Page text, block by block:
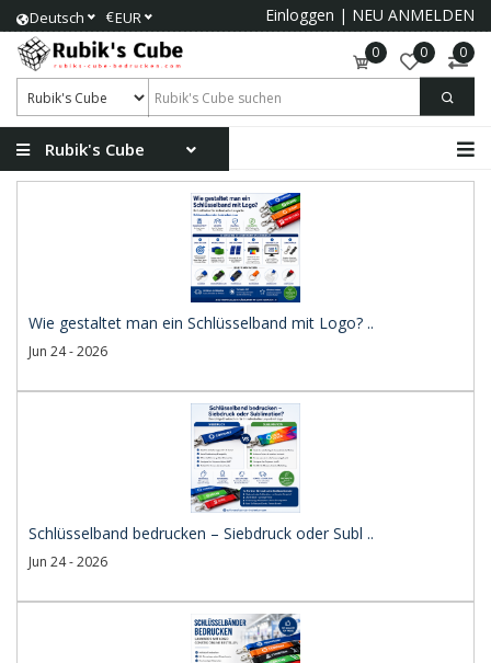
Deutsch €EUR Einloggen | NEU ANMELDEN
0 0 0
Rubik's Cube
Wie gestaltet man ein Schlüsselband mit Logo? ..
Jun 24 - 2026
Schlüsselband bedrucken – Siebdruck oder Subl ..
Jun 24 - 2026